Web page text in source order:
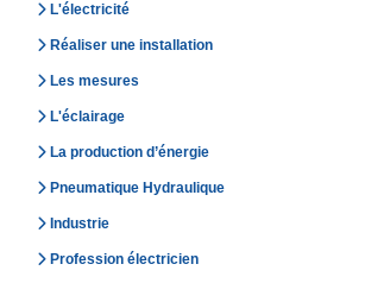
L'électricité
Réaliser une installation
Les mesures
L'éclairage
La production d’énergie
Pneumatique Hydraulique
Industrie
Profession électricien